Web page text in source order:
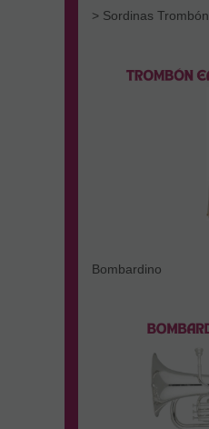
> Sordinas Trombón
Bombardino